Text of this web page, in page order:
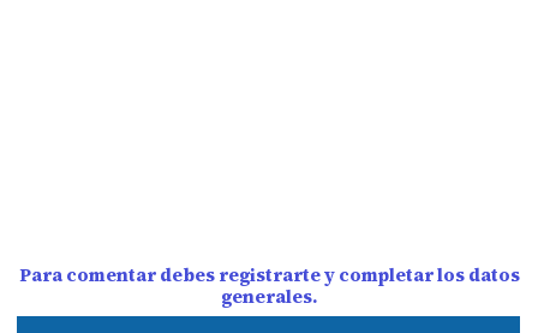
Para comentar debes registrarte y completar los datos
generales.